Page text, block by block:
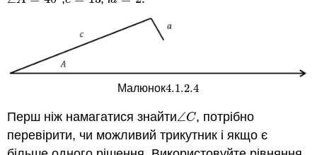
Малюнок4.1.2.4
4.1.2.4
Перш ніж намагатися знайти∠C
∠C, потрібно
перевірити, чи можливий трикутник і якщо є